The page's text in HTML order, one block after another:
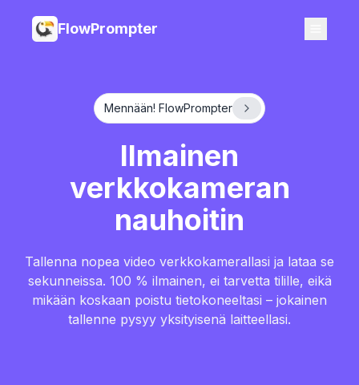
FlowPrompter
Mennään! FlowPrompter
Ilmainen
verkkokameran
nauhoitin
Tallenna nopea video verkkokamerallasi ja lataa se
sekunneissa. 100 % ilmainen, ei tarvetta tilille, eikä
mikään koskaan poistu tietokoneeltasi – jokainen
tallenne pysyy yksityisenä laitteellasi.